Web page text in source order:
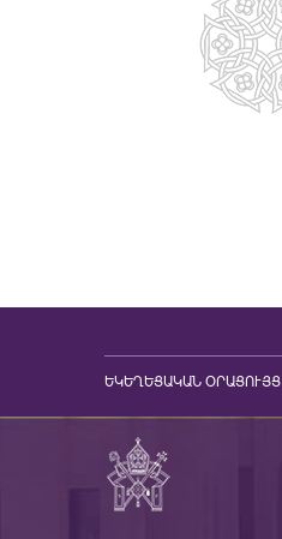
ԵԿԵՂԵՑԱԿԱՆ ՕՐԱՑՈՒՅՑ